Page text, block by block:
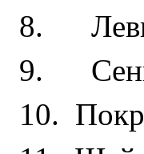
8.
9.
10.